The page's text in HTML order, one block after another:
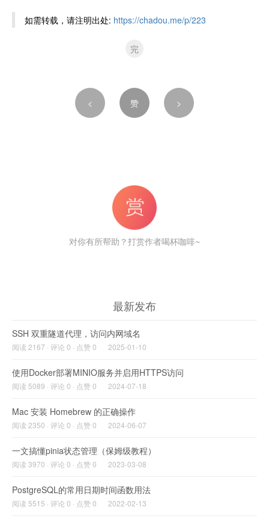
如需转载，请注明出处: https://chadou.me/p/223
完
< 赞 >
对你有所帮助？打赏作者喝杯咖啡~
最新发布
SSH 双重隧道代理，访问内网域名
阅读 2167 · 评论 0 · 点赞 0 2025-01-10
使用Docker部署MINIO服务并启用HTTPS访问
阅读 5089 · 评论 0 · 点赞 0 2024-07-18
Mac 安装 Homebrew 的正确操作
阅读 2350 · 评论 0 · 点赞 0 2024-06-07
一文搞懂pinia状态管理（保姆级教程）
阅读 3970 · 评论 0 · 点赞 0 2023-03-08
PostgreSQL的常用日期时间函数用法
阅读 5515 · 评论 0 · 点赞 0 2022-02-13